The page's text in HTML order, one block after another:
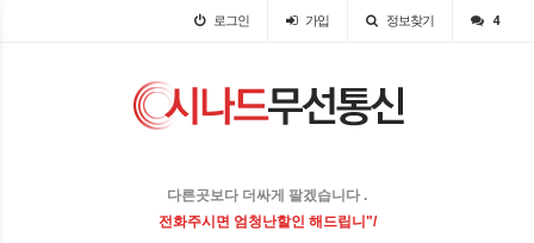
로그인 가입 정보찾기 4
다른곳보다 더싸게 팔겠습니다 .
전화주시면 엄청난할인 해드립니다!